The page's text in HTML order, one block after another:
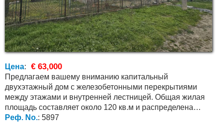
Цена: € 63,000
Предлагаем вашему вниманию капитальный
двухэтажный дом с железобетонными перекрытиями
между этажами и внутренней лестницей. Общая жилая
площадь составляет около 120 кв.м и распределена
следующим...
Реф. No.: 5897